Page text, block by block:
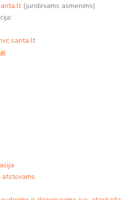
(juridiniams asmenims)